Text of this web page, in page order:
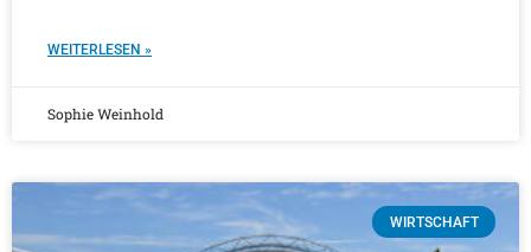
WEITERLESEN »
Sophie Weinhold
WIRTSCHAFT